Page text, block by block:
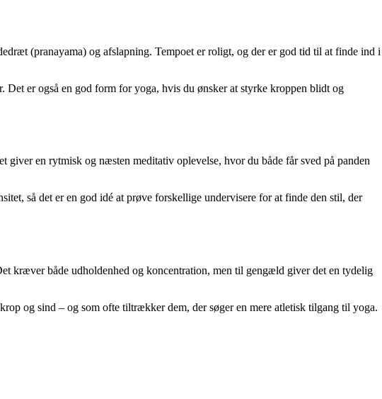
(pranayama) og afslapning. Tempoet er roligt, og der er god tid til at finde ind i
er også en god form for yoga, hvis du ønsker at styrke kroppen blidt og
en rytmisk og næsten meditativ oplevelse, hvor du både får sved på panden
så det er en god idé at prøve forskellige undervisere for at finde den stil, der
kræver både udholdenhed og koncentration, men til gengæld giver det en tydelig
og sind – og som ofte tiltrækker dem, der søger en mere atletisk tilgang til yoga.